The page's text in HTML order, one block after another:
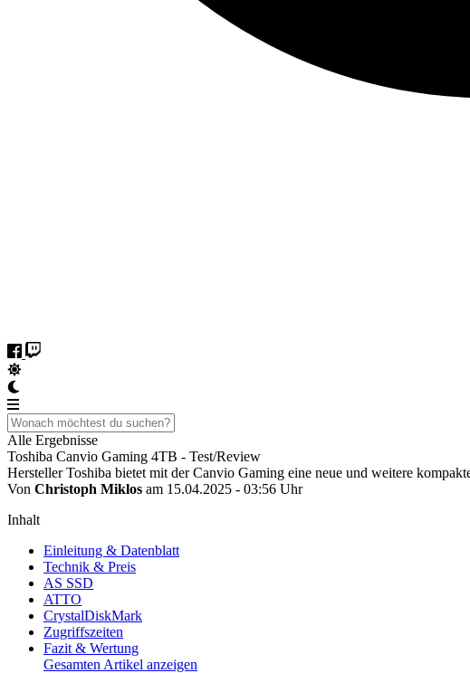
Alle Ergebnisse
Toshiba Canvio Gaming 4TB - Test/Review
Hersteller Toshiba bietet mit der Canvio Gaming eine neue und weitere
Von Christoph Miklos am 15.04.2025 - 03:56 Uhr
Inhalt
Einleitung & Datenblatt
Technik & Preis
AS SSD
ATTO
CrystalDiskMark
Zugriffszeiten
Fazit & Wertung
Gesamten Artikel anzeigen